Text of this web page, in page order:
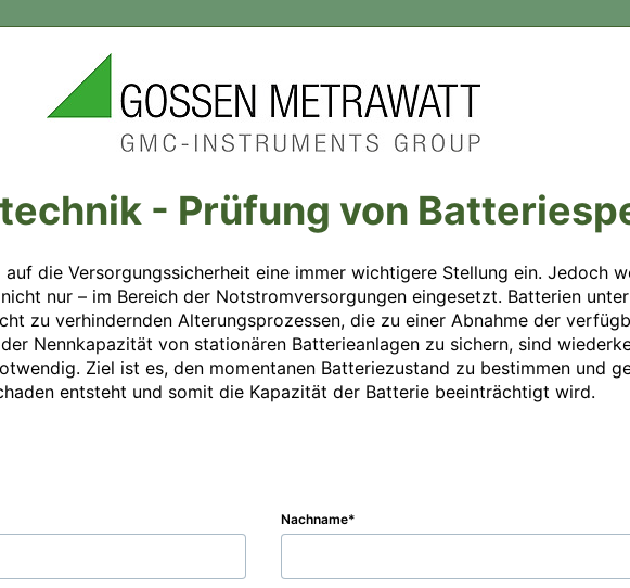
- Prüfung von
die Versorgungssicherheit eine immer wichtigere Stellung ein. Jedoch
nur – im Bereich der Notstromversorgungen eingesetzt. Batterien
zu verhindernden Alterungsprozessen, die zu einer Abnahme der
Nennkapazität von stationären Batterieanlagen zu sichern, sind
Ziel ist es, den momentanen Batteriezustand zu bestimmen und
entsteht und somit die Kapazität der Batterie beeinträchtigt wird.
Nachname